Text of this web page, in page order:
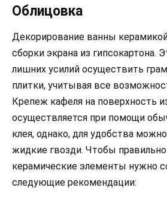
Облицовка
Декорирование ванны
сборки экрана из гипсокартона.
лишних усилий осуществить
плитки, учитывая все
Крепеж кафеля на поверхность
осуществляется при помощи
клея, однако, для удобства
жидкие гвозди. Чтобы
керамические элементы нужно
следующие рекомендации: